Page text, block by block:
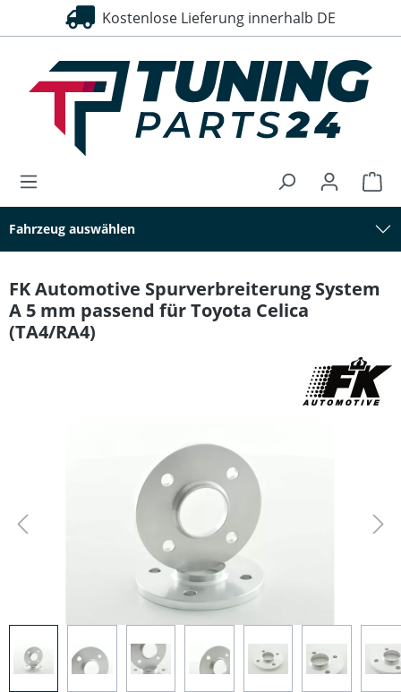
springen Kostenlose Lieferung innerhalb DE
Fahrzeug auswählen
FK Automotive Spurverbreiterung System
A 5 mm passend für Toyota Celica
(TA4/RA4)